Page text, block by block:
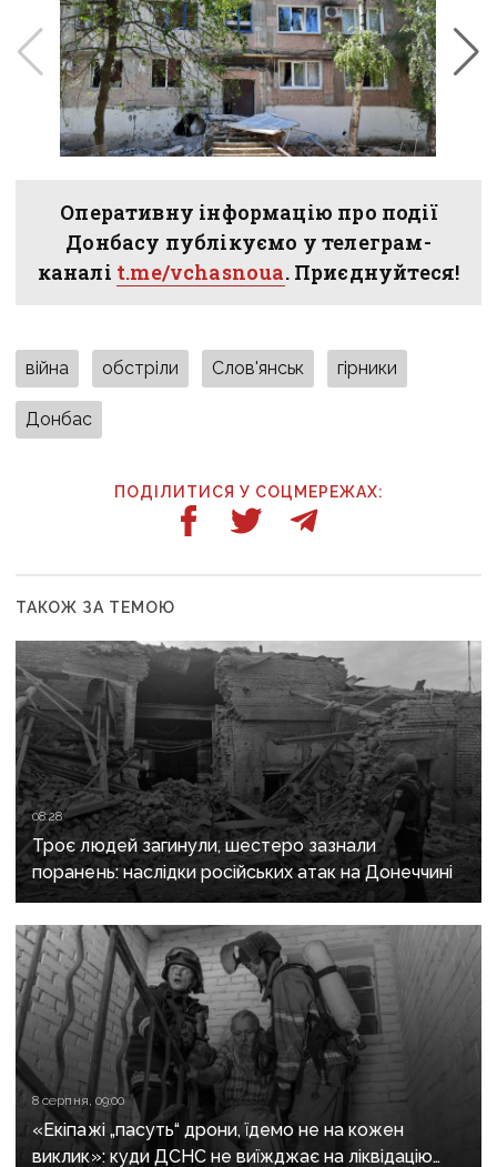
Оперативну інформацію про події
Донбасу публікуємо у телеграм-
каналі t.me/vchasnoua. Приєднуйтеся!
війна обстріли Слов'янськ гірники
Донбас
ПОДІЛИТИСЯ У СОЦМЕРЕЖАХ:
ТАКОЖ ЗА ТЕМОЮ
08:28
Троє людей загинули, шестеро зазнали
поранень: наслідки російських атак на Донеччині
8 серпня, 09:00
«Екіпажі „пасуть“ дрони, їдемо не на кожен
виклик»: куди ДСНС не виїжджає на ліквідацію